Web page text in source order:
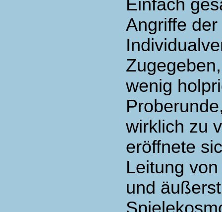
Einfach
Angriffe
wenig
wirklich zu
eröffnete
Leitung
und